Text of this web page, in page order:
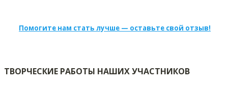
Помогите нам стать лучше — оставьте свой отзыв!
ТВОРЧЕСКИЕ РАБОТЫ НАШИХ УЧАСТНИКОВ